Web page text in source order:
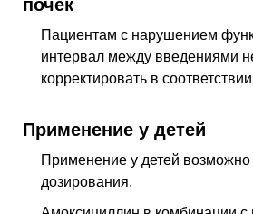
Пациентам с нарушением
интервал между введениями
корректировать в
Применение у детей
Применение у детей
дозирования.